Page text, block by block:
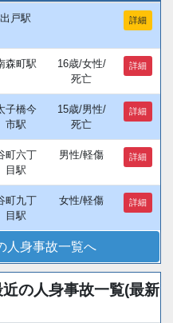
出戸駅 詳細
森町駅
16歳/女性/
死亡
詳細
子橋今
市駅
15歳/男性/
死亡
詳細
町六丁
目駅
男性/軽傷 詳細
町九丁
目駅
女性/軽傷 詳細
人身事故一覧へ
の人身事故一覧(最新